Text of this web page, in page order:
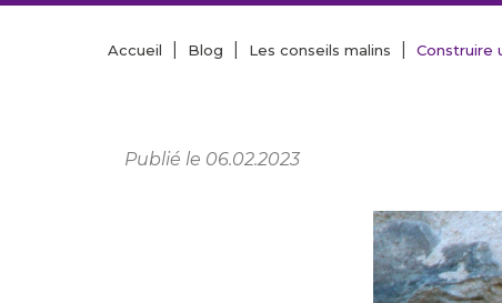
Accueil Blog Les conseils malins Construire
Publié le 06.02.2023